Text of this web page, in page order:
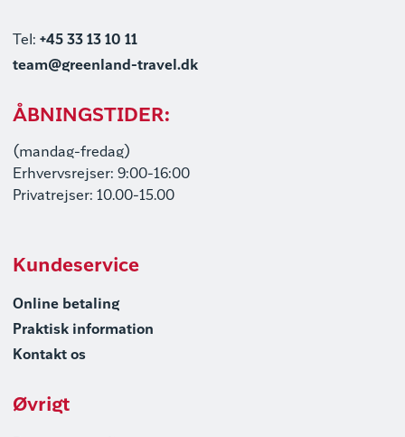
Tel: +45 33 13 10 11
team@greenland-travel.dk
ÅBNINGSTIDER:
(mandag-fredag)
Erhvervsrejser: 9:00-16:00
Privatrejser: 10.00-15.00
Kundeservice
Online betaling
Praktisk information
Kontakt os
Øvrigt